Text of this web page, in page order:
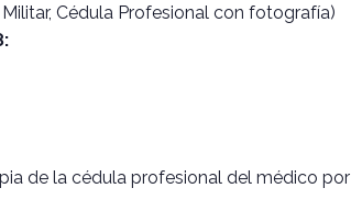
Cédula Profesional con fotografía)
de la cédula profesional del médico por